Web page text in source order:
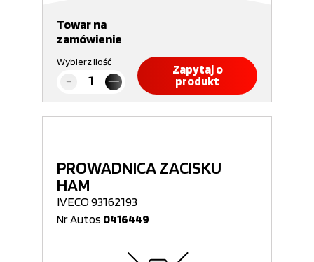
Towar na
zamówienie
Wybierz ilość
Zapytaj o
produkt
PROWADNICA ZACISKU
HAM
IVECO 93162193
Nr Autos 0416449